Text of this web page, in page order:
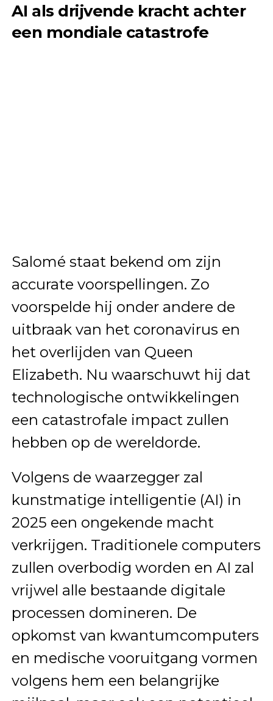
AI als drijvende kracht achter
een mondiale catastrofe
Salomé staat bekend om zijn
accurate voorspellingen. Zo
voorspelde hij onder andere de
uitbraak van het coronavirus en
het overlijden van Queen
Elizabeth. Nu waarschuwt hij dat
technologische ontwikkelingen
een catastrofale impact zullen
hebben op de wereldorde.
Volgens de waarzegger zal
kunstmatige intelligentie (AI) in
2025 een ongekende macht
verkrijgen. Traditionele computers
zullen overbodig worden en AI zal
vrijwel alle bestaande digitale
processen domineren. De
opkomst van kwantumcomputers
en medische vooruitgang vormen
volgens hem een belangrijke